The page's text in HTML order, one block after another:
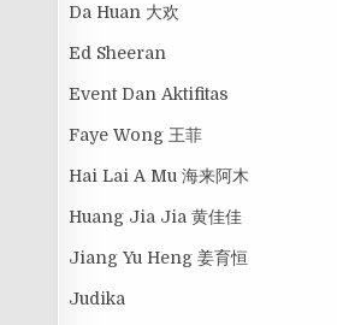
Da Huan 大欢
Ed Sheeran
Event Dan Aktifitas
Faye Wong 王菲
Hai Lai A Mu 海来阿木
Huang Jia Jia 黄佳佳
Jiang Yu Heng 姜育恒
Judika